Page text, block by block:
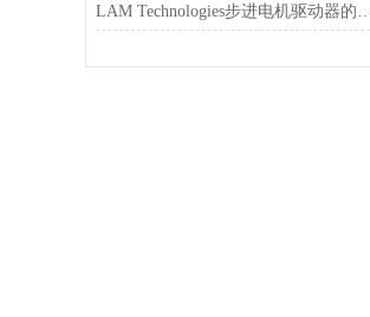
LAM Technologies步进电